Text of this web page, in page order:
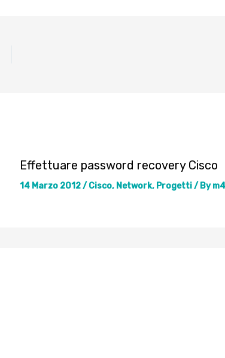
Effettuare password recovery Cisco
14 Marzo 2012/ Cisco, Network, Progetti/ By